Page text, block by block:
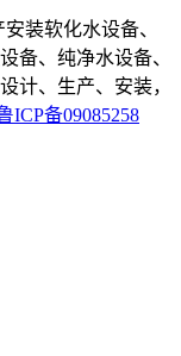
装软化水设备、
备、纯净水设备、
计、生产、安装，
ICP备09085258